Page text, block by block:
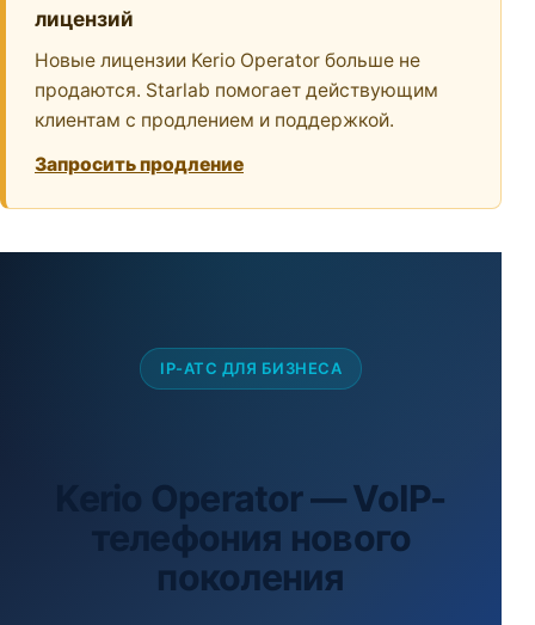
лицензий
Новые лицензии Kerio Operator больше не
продаются. Starlab помогает действующим
клиентам с продлением и поддержкой.
Запросить продление
IP-АТС ДЛЯ БИЗНЕСА
Kerio Operator —VoIP-
телефония нового
поколения